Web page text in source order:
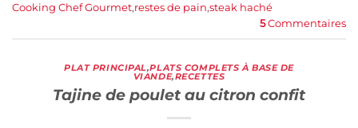
Cooking Chef Gourmet,restes de pain,steak haché
5Commentaires
PLAT PRINCIPAL,PLATS COMPLETS À BASE DE
VIANDE,RECETTES
Tajine de poulet au citron confit